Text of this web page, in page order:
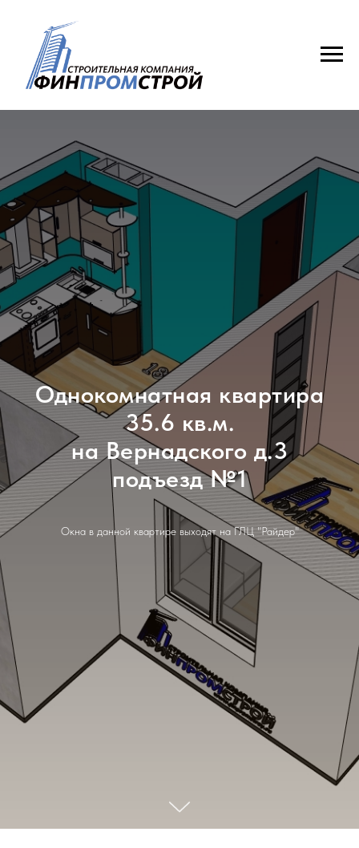
Однокомнатная квартира
35.6 кв.м.
на Вернадского д.3
подъезд №1
Окна в данной квартире выходят на ГЛЦ "Райдер"